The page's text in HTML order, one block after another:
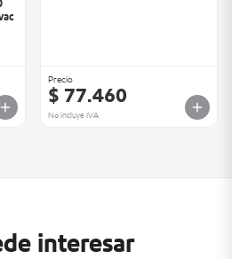
Precio
$ 77.460
No incluye IVA
interesar